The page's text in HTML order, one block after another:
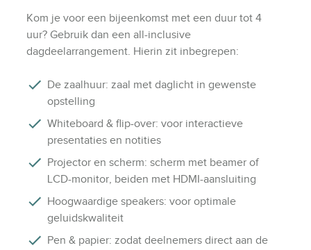
Kom je voor een bijeenkomst met een duur tot 4
uur? Gebruik dan een all-inclusive
dagdeelarrangement. Hierin zit inbegrepen:
De zaalhuur: zaal met daglicht in gewenste
opstelling
Whiteboard & flip-over: voor interactieve
presentaties en notities
Projector en scherm: scherm met beamer of
LCD-monitor, beiden met HDMI-aansluiting
Hoogwaardige speakers: voor optimale
geluidskwaliteit
Pen & papier: zodat deelnemers direct aan de